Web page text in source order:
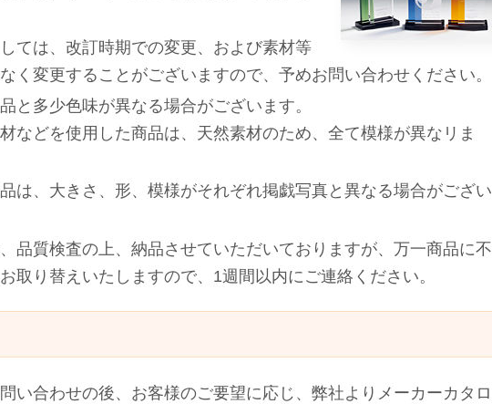
ては、改訂時期での変更、および素材等
く変更することがございますので、予めお問い合わせください。
と多少色味が異なる場合がございます。
などを使用した商品は、天然素材のため、全て模様が異なリま
は、大きさ、形、模様がそれぞれ掲戯写真と異なる場合がござい
品質検査の上、納品させていただいておりますが、万一商品に不
取り替えいたしますので、1週間以内にご連絡ください。
い合わせの後、お客様のご要望に応じ、弊社よりメーカーカタロ